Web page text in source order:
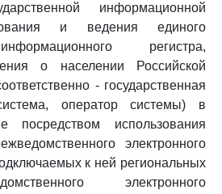
информационной
и ведения единого
регистра,
о населении Российской
- государственная
оператор системы) в
посредством использования
электронного
к ней региональных
электронного